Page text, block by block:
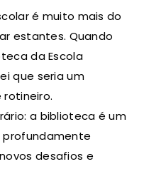
é muito mais do
estantes. Quando
da Escola
que seria um
a biblioteca é um
profundamente
desafios e